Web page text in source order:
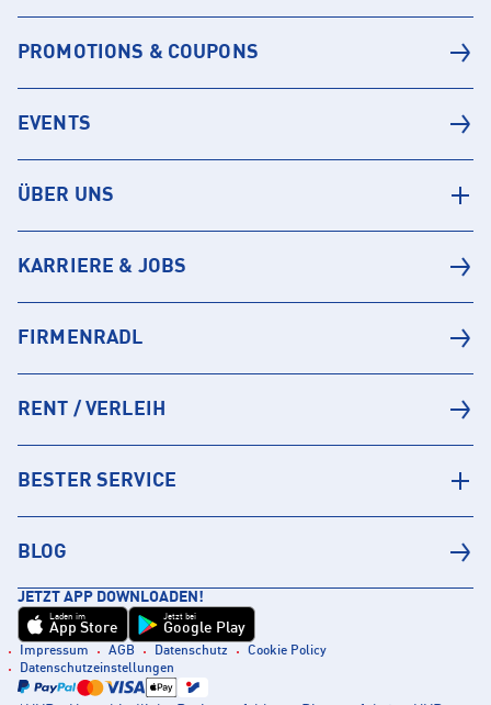
PROMOTIONS & COUPONS
EVENTS
ÜBER UNS
KARRIERE & JOBS
FIRMENRADL
RENT / VERLEIH
BESTER SERVICE
BLOG
JETZT APP DOWNLOADEN!
Laden im
App Store
Jetzt bei
Google Play
Impressum AGB Datenschutz
Cookie Policy
Datenschutzeinstellungen